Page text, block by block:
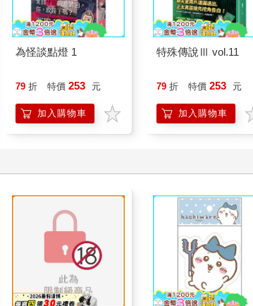
為怪談點燈 1
79 折 特價 253 元
加入購物車
特殊傳說Ⅲ vol.11
79 折 特價 253 元
加入購物車